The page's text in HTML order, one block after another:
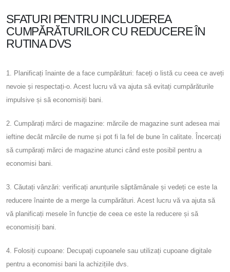
SFATURI PENTRU INCLUDEREA
CUMPĂRĂTURILOR CU REDUCERE ÎN
RUTINA DVS
1. Planificați înainte de a face cumpărături: faceți o listă cu ceea ce aveți
nevoie și respectați-o. Acest lucru vă va ajuta să evitați cumpărăturile
impulsive și să economisiți bani.
2. Cumpărați mărci de magazine: mărcile de magazine sunt adesea mai
ieftine decât mărcile de nume și pot fi la fel de bune în calitate. Încercați
să cumpărați mărci de magazine atunci când este posibil pentru a
economisi bani.
3. Căutați vânzări: verificați anunțurile săptămânale și vedeți ce este la
reducere înainte de a merge la cumpărături. Acest lucru vă va ajuta să
vă planificați mesele în funcție de ceea ce este la reducere și să
economisiți bani.
4. Folosiți cupoane: Decupați cupoanele sau utilizați cupoane digitale
pentru a economisi bani la achizițiile dvs.